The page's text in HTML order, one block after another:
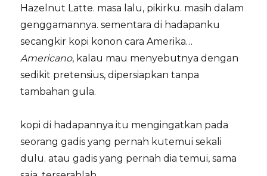
Hazelnut Latte. masa lalu, pikirku. masih dalam
genggamannya. sementara di hadapanku
secangkir kopi konon cara Amerika…
Americano, kalau mau menyebutnya dengan
sedikit pretensius, dipersiapkan tanpa
tambahan gula.
kopi di hadapannya itu mengingatkan pada
seorang gadis yang pernah kutemui sekali
dulu. atau gadis yang pernah dia temui, sama